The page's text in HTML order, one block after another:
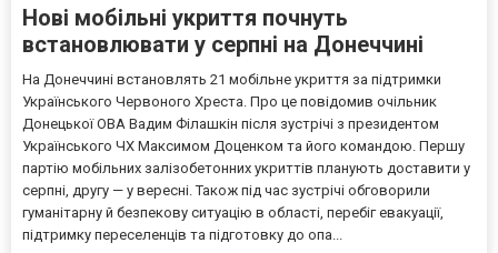
Нові мобільні укриття почнуть
встановлювати у серпні на Донеччині
На Донеччині встановлять 21 мобільне укриття за підтримки
Українського Червоного Хреста. Про це повідомив очільник
Донецької ОВА Вадим Філашкін після зустрічі з президентом
Українського ЧХ Максимом Доценком та його командою. Першу
партію мобільних залізобетонних укриттів планують доставити у
серпні, другу — у вересні. Також під час зустрічі обговорили
гуманітарну й безпекову ситуацію в області, перебіг евакуації,
підтримку переселенців та підготовку до опа...